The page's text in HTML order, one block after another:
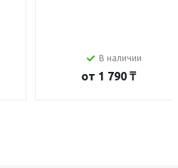
В наличии
от 1 790 ₸